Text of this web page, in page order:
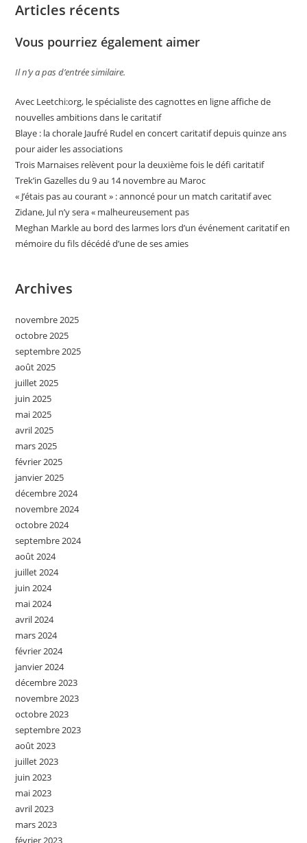
Articles récents
Vous pourriez également aimer
Il n’y a pas d’entrée similaire.
Avec Leetchi:org, le spécialiste des cagnottes en ligne affiche de
nouvelles ambitions dans le caritatif
Blaye : la chorale Jaufré Rudel en concert caritatif depuis quinze ans
pour aider les associations
Trois Marnaises relèvent pour la deuxième fois le défi caritatif
Trek’in Gazelles du 9 au 14 novembre au Maroc
« J’étais pas au courant » : annoncé pour un match caritatif avec
Zidane, Jul n’y sera « malheureusement pas
Meghan Markle au bord des larmes lors d’un événement caritatif en
mémoire du fils décédé d’une de ses amies
Archives
novembre 2025
octobre 2025
septembre 2025
août 2025
juillet 2025
juin 2025
mai 2025
avril 2025
mars 2025
février 2025
janvier 2025
décembre 2024
novembre 2024
octobre 2024
septembre 2024
août 2024
juillet 2024
juin 2024
mai 2024
avril 2024
mars 2024
février 2024
janvier 2024
décembre 2023
novembre 2023
octobre 2023
septembre 2023
août 2023
juillet 2023
juin 2023
mai 2023
avril 2023
mars 2023
février 2023